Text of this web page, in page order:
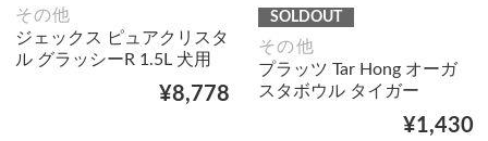
その他
ジェックス ピュアクリスタ
ル グラッシーR 1.5L 犬用
¥8,778
SOLDOUT
その他
プラッツ Tar Hong オーガ
スタボウル タイガー
¥1,430